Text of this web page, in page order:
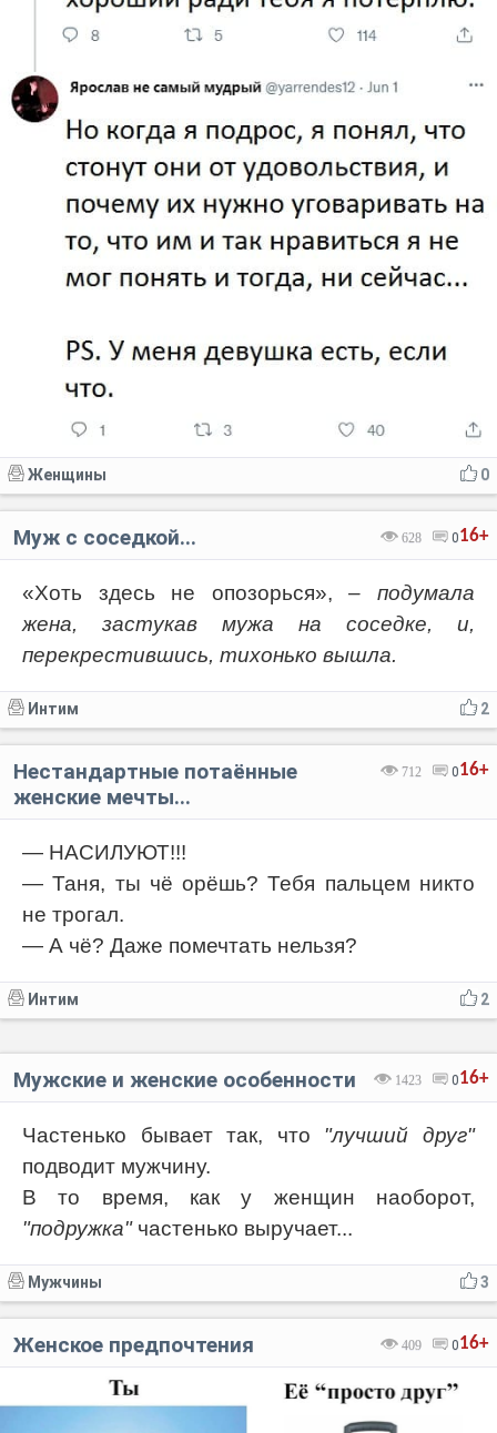
0
Женщины
16+
628 0
Муж с соседкой...
«Хоть здесь не опозорься», – подумала
жена, застукав мужа на соседке, и,
перекрестившись, тихонько вышла.
2
Интим
16+
712 0
Нестандартные потаённые
женские мечты...
— НАСИЛУЮТ!!!
— Таня, ты чё орёшь? Тебя пальцем никто
не трогал.
— А чё? Даже помечтать нельзя?
2
Интим
16+
1423 0
Мужские и женские особенности
Частенько бывает так, что "лучший друг"
подводит мужчину.
В то время, как у женщин наоборот,
"подружка"частенько выручает...
3
Мужчины
16+
409 0
Женское предпочтения